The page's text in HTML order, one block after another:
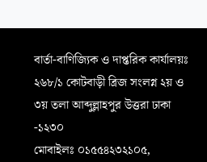
বার্তা-বাণিজ্যিক ও দাপ্তরিক কার্যালয়ঃ
২৬৮/১ কোটবাড়ী ব্রিজ সংলগ্ন ২য় ও
৩য় তলা আব্দুল্লাহপুর উত্তরা ঢাকা
-১২৩০
মোবাইলঃ ০১৫৫৪২৩২১০৫,